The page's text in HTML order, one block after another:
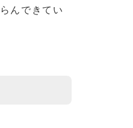
んできてい